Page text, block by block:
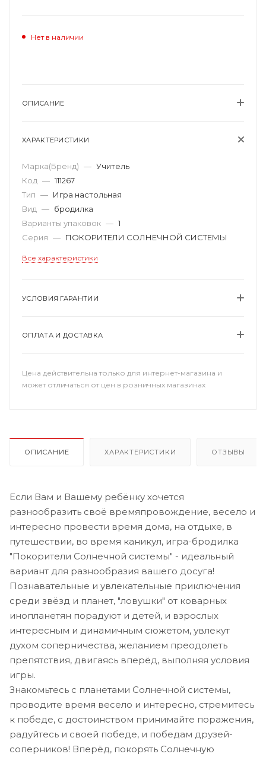
Нет в наличии
ОПИСАНИЕ
ХАРАКТЕРИСТИКИ
Марка(Бренд) — Учитель
Код — 111267
Тип — Игра настольная
Вид — бродилка
Варианты упаковок — 1
Серия — ПОКОРИТЕЛИ СОЛНЕЧНОЙ СИСТЕМЫ
Все характеристики
УСЛОВИЯ ГАРАНТИИ
ОПЛАТА И ДОСТАВКА
Цена действительна только для интернет-магазина и
может отличаться от цен в розничных магазинах
ОПИСАНИЕ ХАРАКТЕРИСТИКИ ОТЗЫВЫ
Если Вам и Вашему ребёнку хочется
разнообразить своё времяпровождение, весело и
интересно провести время дома, на отдыхе, в
путешествии, во время каникул, игра-бродилка
"Покорители Солнечной системы" - идеальный
вариант для разнообразия вашего досуга!
Познавательные и увлекательные приключения
среди звёзд и планет, "ловушки" от коварных
инопланетян порадуют и детей, и взрослых
интересным и динамичным сюжетом, увлекут
духом соперничества, желанием преодолеть
препятствия, двигаясь вперёд, выполняя условия
игры.
Знакомьтесь с планетами Солнечной системы,
проводите время весело и интересно, стремитесь
к победе, с достоинством принимайте поражения,
радуйтесь и своей победе, и победам друзей-
соперников! Вперёд, покорять Солнечную